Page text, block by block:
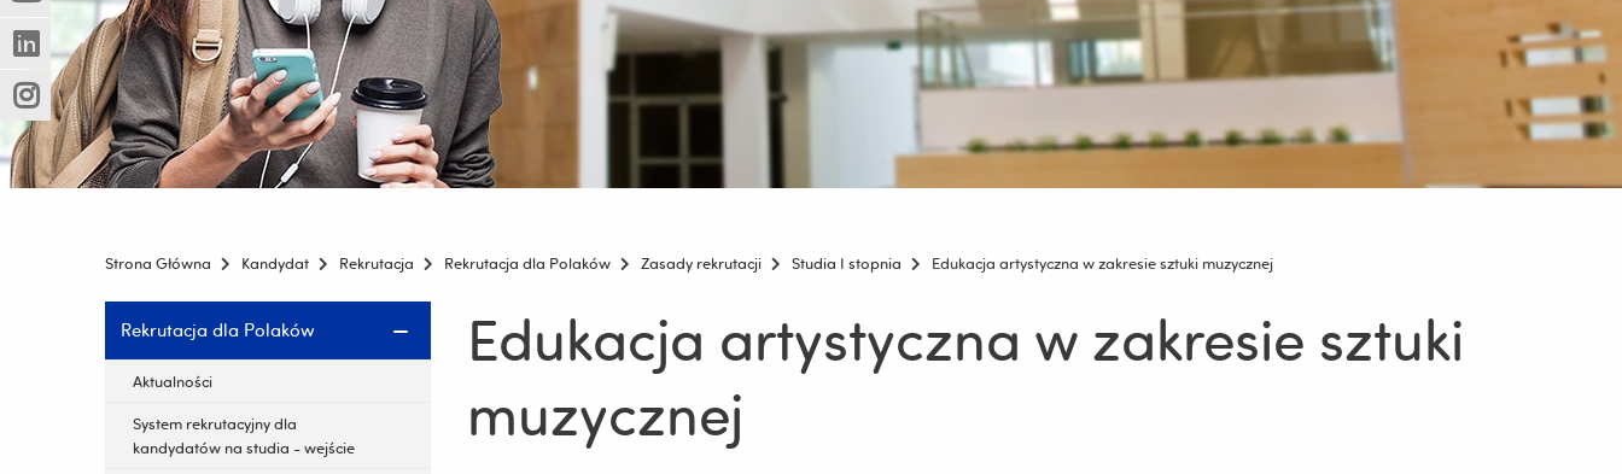
innej
strony)
okno)
do
innej
strony)
(Nowe
okno)
(Link
do
innej
strony)
(Nowe
okno)
(Link
do
innej
strony)
Strona Główna Kandydat Rekrutacja Rekrutacja dla Polaków Zasady rekrutacji Studia I stopnia Edukacja artystyczna w zakresie sztuki muzycznej
Pomiń
nawigację
do
treści
Rekrutacja dla Polaków
Aktualności
System rekrutacyjny dla
kandydatów na studia - wejście
Edukacja artystyczna w zakresie sztuki
muzycznej